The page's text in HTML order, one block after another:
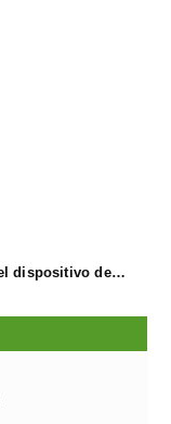
Llanera ultima el dispositivo de coordinación de seguridad para el I Concurso-Exposición de Ganado Equino y FAPEA